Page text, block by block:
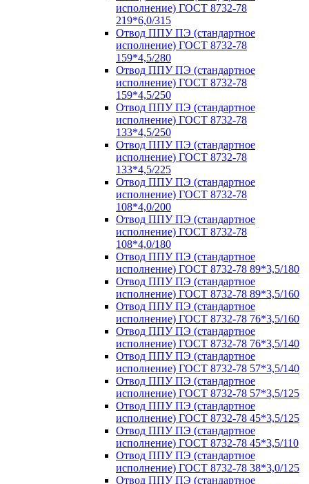
исполнение) ГОСТ 8732-78
219*6,0/315
Отвод ППУ ПЭ (стандартное
исполнение) ГОСТ 8732-78
159*4,5/280
Отвод ППУ ПЭ (стандартное
исполнение) ГОСТ 8732-78
159*4,5/250
Отвод ППУ ПЭ (стандартное
исполнение) ГОСТ 8732-78
133*4,5/250
Отвод ППУ ПЭ (стандартное
исполнение) ГОСТ 8732-78
133*4,5/225
Отвод ППУ ПЭ (стандартное
исполнение) ГОСТ 8732-78
108*4,0/200
Отвод ППУ ПЭ (стандартное
исполнение) ГОСТ 8732-78
108*4,0/180
Отвод ППУ ПЭ (стандартное
исполнение) ГОСТ 8732-78 89*3,5/180
Отвод ППУ ПЭ (стандартное
исполнение) ГОСТ 8732-78 89*3,5/160
Отвод ППУ ПЭ (стандартное
исполнение) ГОСТ 8732-78 76*3,5/160
Отвод ППУ ПЭ (стандартное
исполнение) ГОСТ 8732-78 76*3,5/140
Отвод ППУ ПЭ (стандартное
исполнение) ГОСТ 8732-78 57*3,5/140
Отвод ППУ ПЭ (стандартное
исполнение) ГОСТ 8732-78 57*3,5/125
Отвод ППУ ПЭ (стандартное
исполнение) ГОСТ 8732-78 45*3,5/125
Отвод ППУ ПЭ (стандартное
исполнение) ГОСТ 8732-78 45*3,5/110
Отвод ППУ ПЭ (стандартное
исполнение) ГОСТ 8732-78 38*3,0/125
Отвод ППУ ПЭ (стандартное